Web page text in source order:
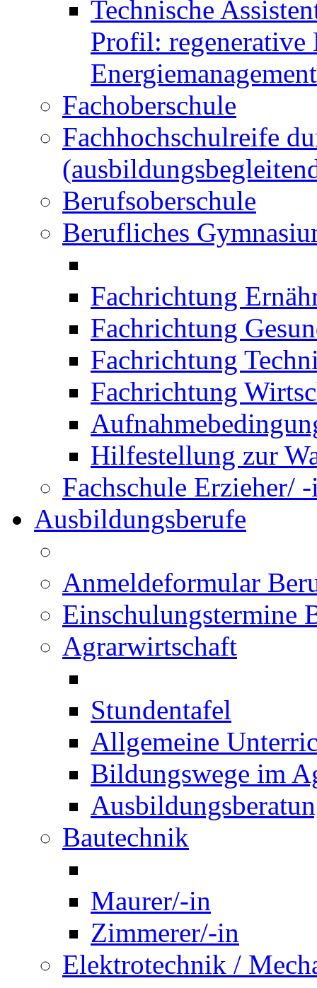
Technische
Profil: regenerative
Energiemanagement
Fachoberschule
Fachhochschulreife
Berufsoberschule
Berufliches
Fachrichtung
Fachrichtung
Fachrichtung
Fachrichtung
Hilfestellung zur
Fachschule Erzieher/
Ausbildungsberufe
Anmeldeformular
Einschulungstermine
Agrarwirtschaft
Stundentafel
Allgemeine
Bildungswege im
Bautechnik
Maurer/-in
Zimmerer/-in
Elektrotechnik /